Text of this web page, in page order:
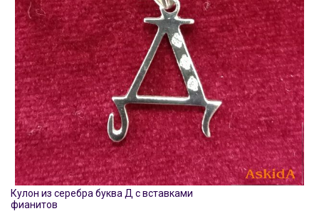
Кулон из серебра буква Д с вставками
фианитов